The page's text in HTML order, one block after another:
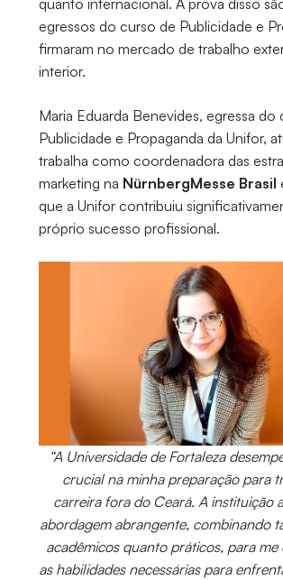
quanto internacional. A prova disso
egressos do curso de Publicidade e
firmaram no mercado de trabalho
interior.
Maria Eduarda Benevides, egressa do
Publicidade e Propaganda da Unifor,
trabalha como coordenadora das
marketing na NürnbergMesse Brasil
que a Unifor contribuiu
próprio sucesso profissional.
“A Universidade de Fortaleza
crucial na minha preparação para
carreira fora do Ceará. A instituição
abordagem abrangente, combinando
acadêmicos quanto práticos, para me
as habilidades necessárias para